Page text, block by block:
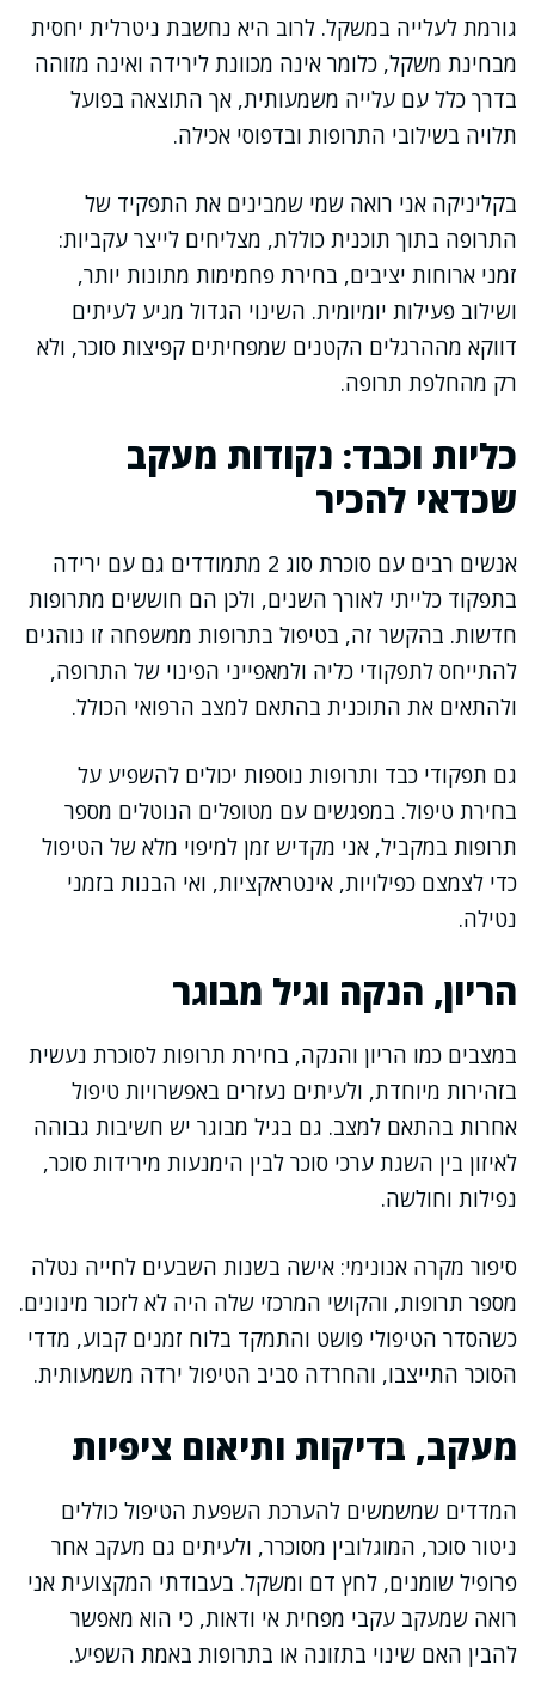
גורמת לעלייה במשקל. לרוב היא נחשבת ניטרלית יחסית
מבחינת משקל, כלומר אינה מכוונת לירידה ואינה מזוהה
בדרך כלל עם עלייה משמעותית, אך התוצאה בפועל
תלויה בשילובי התרופות ובדפוסי אכילה.
בקליניקה אני רואה שמי שמבינים את התפקיד של
התרופה בתוך תוכנית כוללת, מצליחים לייצר עקביות:
זמני ארוחות יציבים, בחירת פחמימות מתונות יותר,
ושילוב פעילות יומיומית. השינוי הגדול מגיע לעיתים
דווקא מההרגלים הקטנים שמפחיתים קפיצות סוכר, ולא
רק מהחלפת תרופה.
כליות וכבד: נקודות מעקב
שכדאי להכיר
אנשים רבים עם סוכרת סוג 2 מתמודדים גם עם ירידה
בתפקוד כלייתי לאורך השנים, ולכן הם חוששים מתרופות
חדשות. בהקשר זה, בטיפול בתרופות ממשפחה זו נוהגים
להתייחס לתפקודי כליה ולמאפייני הפינוי של התרופה,
ולהתאים את התוכנית בהתאם למצב הרפואי הכולל.
גם תפקודי כבד ותרופות נוספות יכולים להשפיע על
בחירת טיפול. במפגשים עם מטופלים הנוטלים מספר
תרופות במקביל, אני מקדיש זמן למיפוי מלא של הטיפול
כדי לצמצם כפילויות, אינטראקציות, ואי הבנות בזמני
נטילה.
הריון, הנקה וגיל מבוגר
במצבים כמו הריון והנקה, בחירת תרופות לסוכרת נעשית
בזהירות מיוחדת, ולעיתים נעזרים באפשרויות טיפול
אחרות בהתאם למצב. גם בגיל מבוגר יש חשיבות גבוהה
לאיזון בין השגת ערכי סוכר לבין הימנעות מירידות סוכר,
נפילות וחולשה.
סיפור מקרה אנונימי: אישה בשנות השבעים לחייה נטלה
מספר תרופות, והקושי המרכזי שלה היה לא לזכור מינונים.
כשהסדר הטיפולי פושט והתמקד בלוח זמנים קבוע, מדדי
הסוכר התייצבו, והחרדה סביב הטיפול ירדה משמעותית.
מעקב, בדיקות ותיאום ציפיות
המדדים שמשמשים להערכת השפעת הטיפול כוללים
ניטור סוכר, המוגלובין מסוכרר, ולעיתים גם מעקב אחר
פרופיל שומנים, לחץ דם ומשקל. בעבודתי המקצועית אני
רואה שמעקב עקבי מפחית אי ודאות, כי הוא מאפשר
להבין האם שינוי בתזונה או בתרופות באמת השפיע.